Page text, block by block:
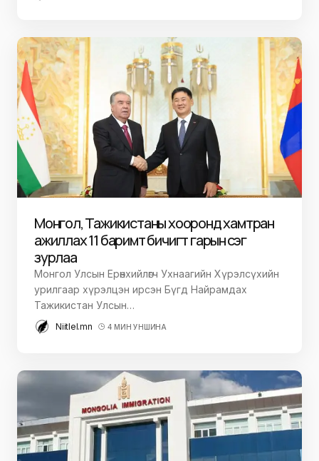
Монгол, Тажикистаны хооронд хамтран
ажиллах 11 баримт бичигт гарын үсэг
зурлаа
Монгол Улсын Ерөнхийлөгч Ухнаагийн Хүрэлсүхийн
урилгаар хүрэлцэн ирсэн Бүгд Найрамдах
Тажикистан Улсын…
Niitlel.mn 4 МИН УНШИНА